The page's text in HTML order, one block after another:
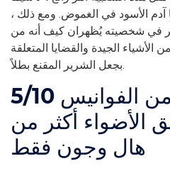
آدم الأسود في الغموض. ومع ذلك ،
في شخصيته يُظهران كيف أنه من
الجيدة والقضايا المتعلقة
بجعل الشرير المقنع بطلاً.
5/10
الأضواء أكثر من
هال وجون فقط